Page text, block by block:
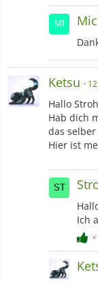
Ketsu
Hallo
Hab dich
das
Hier ist
Ich